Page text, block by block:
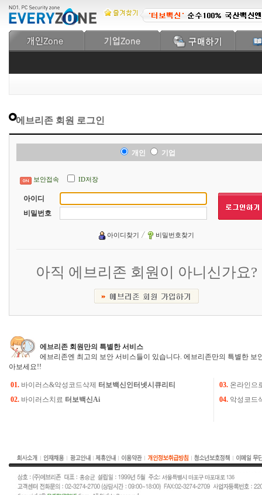
에브리존 회원 로그인
개인 기업
보안접속 ID저장
아이디
비밀번호
아이디찾기 비밀번호찾기
아직 에브리존 회원이 아니신가요?
에브리존 회원만의 특별한 서비스
에브리존엔 최고의 보안 서비스들이 있습니다. 에브리존만의 특별한 보
아보세요!!
01. 바이러스&악성코드삭제 터보백신인터넷시큐리티 03. 온라인으
02. 바이러스치료 터보백신Ai 04. 악성코드